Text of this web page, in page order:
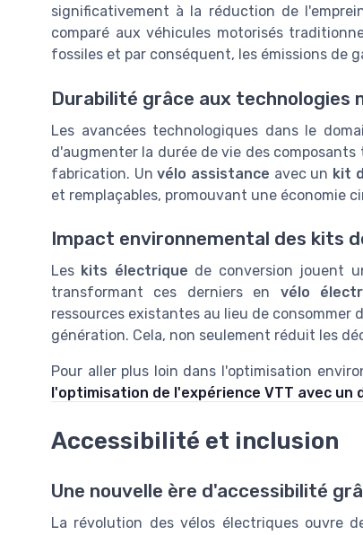
significativement à la réduction de
comparé aux véhicules motorisés
fossiles et par conséquent, les émissions de
Durabilité grâce aux technologies
Les avancées technologiques dans le
d'augmenter la durée de vie des
fabrication. Unvélo assistance avec un kit
et remplaçables, promouvant une économie
Impact environnemental des kits
Les kits électrique de conversion jouent
transformant ces derniers en vélo
ressources existantes au lieu de consommer
génération. Cela, non seulement réduit les
Pour aller plus loin dans l'optimisation
l'optimisation de l'expérience VTT avec un
Accessibilité et inclusion
Une nouvelle ère d'accessibilité
La révolution des vélos électriques ouvre